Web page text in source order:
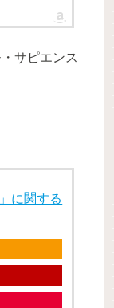
サピエンス
に関する